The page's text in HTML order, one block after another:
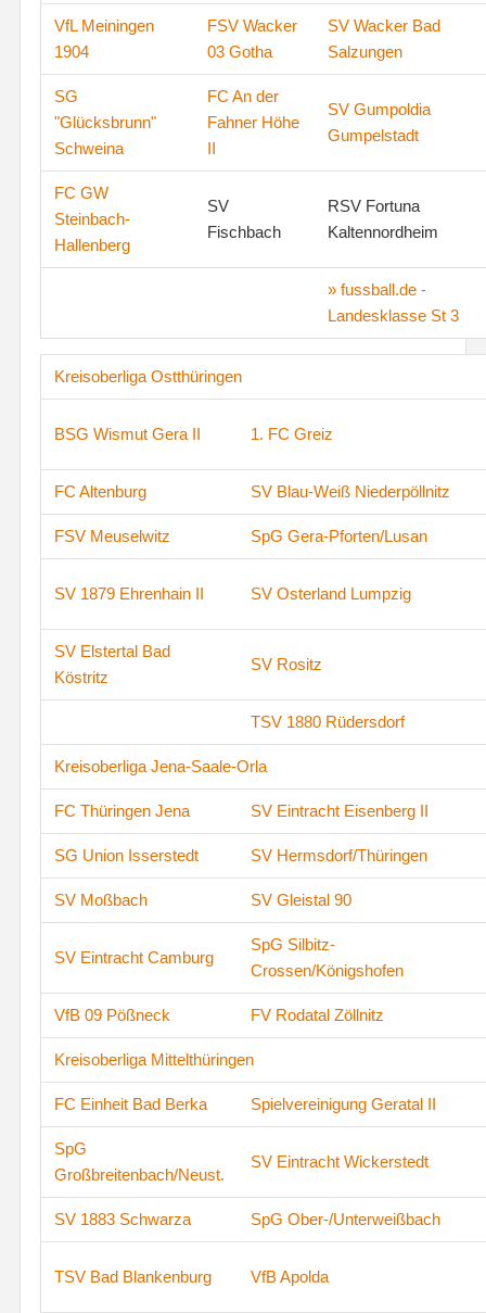
VfL Meiningen
1904
FSV Wacker
03 Gotha
SV Wacker Bad
Salzungen
SG
"Glücksbrunn"
Schweina
FC An der
Fahner Höhe
II
SV Gumpoldia
Gumpelstadt
FC GW
Steinbach-
Hallenberg
SV
Fischbach
RSV Fortuna
Kaltennordheim
» fussball.de -
Landesklasse St 3
Kreisoberliga Ostthüringen
BSG Wismut Gera II 1. FC Greiz
FC Altenburg SV Blau-Weiß Niederpöllnitz
FSV Meuselwitz SpG Gera-Pforten/Lusan
SV 1879 Ehrenhain II SV Osterland Lumpzig
SV Elstertal Bad
Köstritz
SV Rositz
TSV 1880 Rüdersdorf
Kreisoberliga Jena-Saale-Orla
FC Thüringen Jena SV Eintracht Eisenberg II
SG Union Isserstedt SV Hermsdorf/Thüringen
SV Moßbach SV Gleistal 90
SV Eintracht Camburg
SpG Silbitz-
Crossen/Königshofen
VfB 09 Pößneck FV Rodatal Zöllnitz
Kreisoberliga Mittelthüringen
FC Einheit Bad Berka Spielvereinigung Geratal II
SpG
Großbreitenbach/Neust.
SV Eintracht Wickerstedt
SV 1883 Schwarza SpG Ober-/Unterweißbach
TSV Bad Blankenburg VfB Apolda